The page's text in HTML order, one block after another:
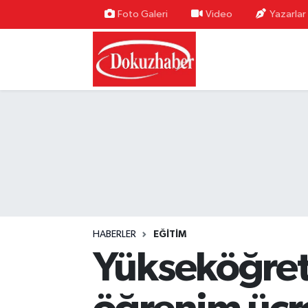
Foto Galeri Video Yazarlar
HABERLER EĞITIM
Hava Durumu
Trafik Durumu